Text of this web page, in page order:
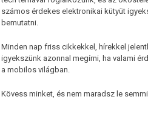
számos érdekes elektronikai kütyüt
bemutatni.
Minden nap friss cikkekkel, hírekkel
igyekszünk azonnal megírni, ha valami
a mobilos világban.
Kövess minket, és nem maradsz le